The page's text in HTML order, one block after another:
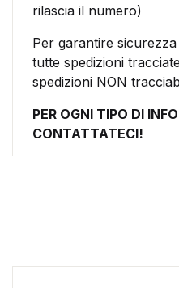
rilascia il numero)
Per garantire
tutte spedizioni
spedizioni NON
PER OGNI TIPO DI
CONTATTATECI!